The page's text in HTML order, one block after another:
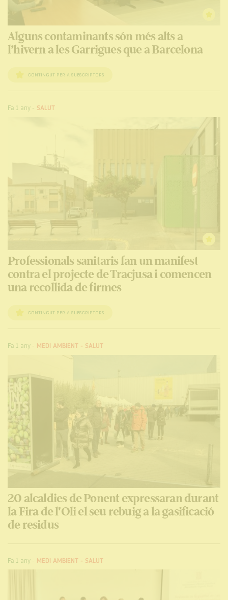
Alguns contaminants són més alts a
l’hivern a les Garrigues que a Barcelona
CONTINGUT PER A SUBSCRIPTORS
Fa 1 any- SALUT
Professionals sanitaris fan un manifest
contra el projecte de Tracjusa i comencen
una recollida de firmes
CONTINGUT PER A SUBSCRIPTORS
Fa 1 any- MEDI AMBIENT - SALUT
20 alcaldies de Ponent expressaran durant
la Fira de l'Oli el seu rebuig a la gasificació
de residus
Fa 1 any- MEDI AMBIENT - SALUT